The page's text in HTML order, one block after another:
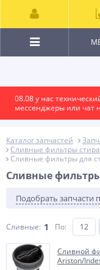
08.08 у нас
мессенджеры или чат
Каталог запчастей
Сливные фильтры
Сливные фильтры для
Сливные
Подобрать запчасти
Сливные: 1 По: 12
Сливной
Ariston/